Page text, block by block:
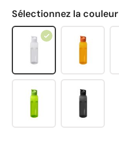
Sélectionnez la couleur